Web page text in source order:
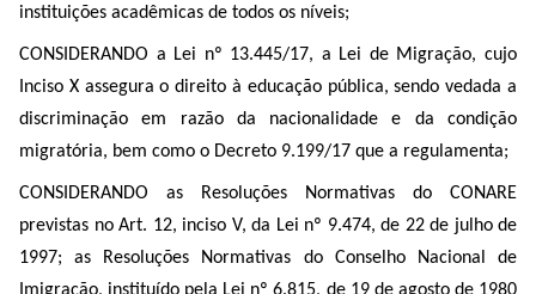
instituições acadêmicas de todos os níveis;
CONSIDERANDO a Lei nº 13.445/17, a Lei de Migração, cujo
Inciso X assegura o direito à educação pública, sendo vedada a
discriminação em razão da nacionalidade e da condição
migratória, bem como o Decreto 9.199/17 que a regulamenta;
CONSIDERANDO as Resoluções Normativas do CONARE
previstas no Art. 12, inciso V, da Lei nº 9.474, de 22 de julho de
1997; as Resoluções Normativas do Conselho Nacional de